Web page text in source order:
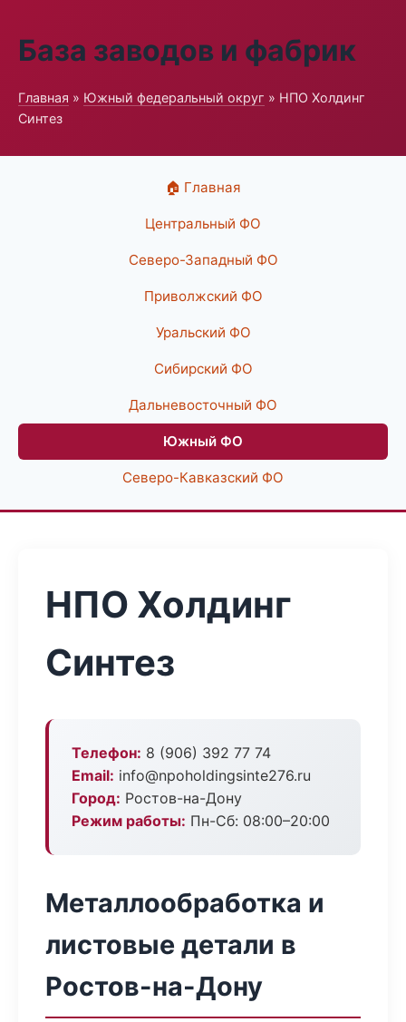
База заводов и фабрик
Главная » Южный федеральный округ » НПО Холдинг
Синтез
🏠 Главная
Центральный ФО
Северо-Западный ФО
Приволжский ФО
Уральский ФО
Сибирский ФО
Дальневосточный ФО
Южный ФО
Северо-Кавказский ФО
НПО Холдинг
Синтез
Телефон: 8 (906) 392 77 74
Email: info@npoholdingsinte276.ru
Город: Ростов-на-Дону
Режим работы: Пн-Сб: 08:00–20:00
Металлообработка и
листовые детали в
Ростов-на-Дону